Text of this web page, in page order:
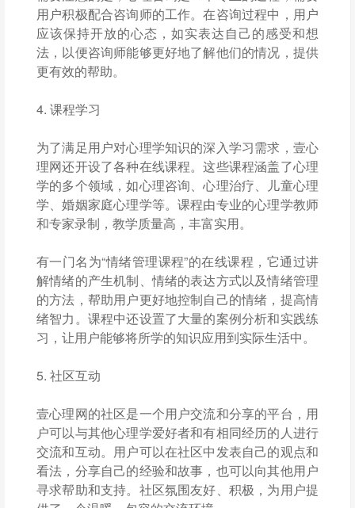
用户积极配合咨询师的工作。在咨询过程中，用户
应该保持开放的心态，如实表达自己的感受和想
法，以便咨询师能够更好地了解他们的情况，提供
更有效的帮助。
4. 课程学习
为了满足用户对心理学知识的深入学习需求，壹心
理网还开设了各种在线课程。这些课程涵盖了心理
学的多个领域，如心理咨询、心理治疗、儿童心理
学、婚姻家庭心理学等。课程由专业的心理学教师
和专家录制，教学质量高，丰富实用。
有一门名为“情绪管理课程”的在线课程，它通过讲
解情绪的产生机制、情绪的表达方式以及情绪管理
的方法，帮助用户更好地控制自己的情绪，提高情
绪智力。课程中还设置了大量的案例分析和实践练
习，让用户能够将所学的知识应用到实际生活中。
5. 社区互动
壹心理网的社区是一个用户交流和分享的平台，用
户可以与其他心理学爱好者和有相同经历的人进行
交流和互动。用户可以在社区中发表自己的观点和
看法，分享自己的经验和故事，也可以向其他用户
寻求帮助和支持。社区氛围友好、积极，为用户提